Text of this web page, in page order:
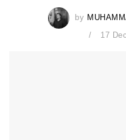
by
17